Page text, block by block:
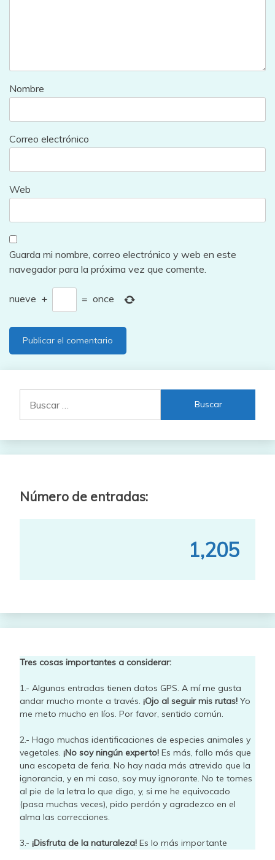
Nombre
Correo electrónico
Web
Guarda mi nombre, correo electrónico y web en este
navegador para la próxima vez que comente.
nueve + = once
Número de entradas:
1,205
Tres cosas importantes a considerar:
1.- Algunas entradas tienen datos GPS. A mí me gusta
andar mucho monte a través. ¡Ojo al seguir mis rutas! Yo
me meto mucho en líos. Por favor, sentido común.
2.- Hago muchas identificaciones de especies animales y
vegetales. ¡No soy ningún experto! Es más, fallo más que
una escopeta de feria. No hay nada más atrevido que la
ignorancia, y en mi caso, soy muy ignorante. No te tomes
al pie de la letra lo que digo, y, si me he equivocado
(pasa muchas veces), pido perdón y agradezco en el
alma las correcciones.
3.- ¡Disfruta de la naturaleza! Es lo más importante